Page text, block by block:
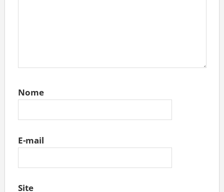
Nome
E-mail